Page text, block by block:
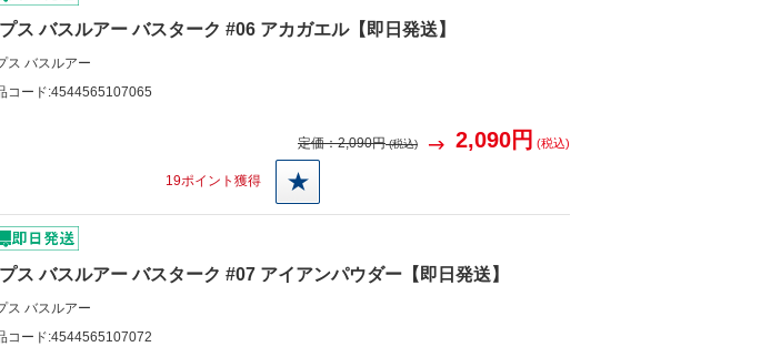
ス バスルアー バスターク #06 アカガエル【即日発送】
ス バスルアー
コード:4544565107065
定価：2,090円(税込) 2,090円 (税込)
19ポイント獲得
ス バスルアー バスターク #07 アイアンパウダー【即日発送】
ス バスルアー
コード:4544565107072